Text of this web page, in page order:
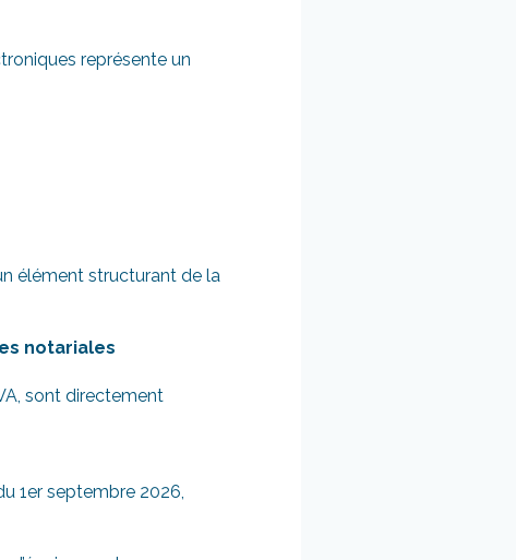
représente un
élément structurant de la
notariales
sont directement
1er septembre 2026,